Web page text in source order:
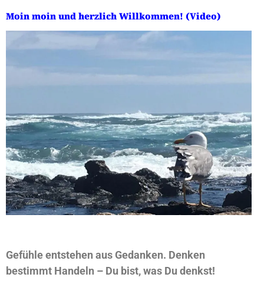
Moin moin und herzlich Willkommen! (Video)
Gefühle entstehen aus Gedanken. Denken
bestimmt Handeln – Du bist, was Du denkst!